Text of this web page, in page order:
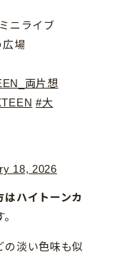
ニライブ
広場
両片想
#大
18, 2026
ハイトーンカ
の淡い色味も似